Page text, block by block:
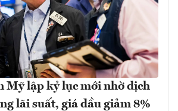
Mỹ lập kỷ lục mới nhờ dịch
lãi suất, giá dầu giảm 8%